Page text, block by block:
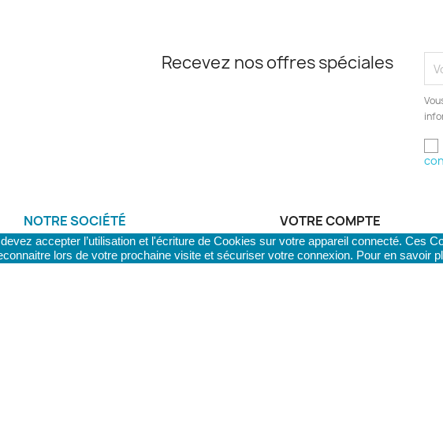
Recevez nos offres spéciales
NOTRE SOCIÉTÉ
Paiement et conditions de livraison
VOTRE COMPTE
Informations personnelles
accepter l’utilisation et l'écriture de Cookies sur votre appareil connecté. Ces
lors de votre prochaine visite et sécuriser votre connexion. Pour en savoir